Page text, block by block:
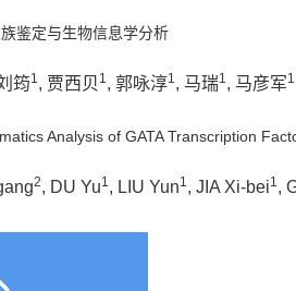
鉴定与生物信息学分析
筠1, 贾西贝 1, 郭咏淳1, 马瑞1, 马彦军1
Analysis of GATA Transcription
2, DU Yu1, LIU Yun1, JIA Xi-bei1,